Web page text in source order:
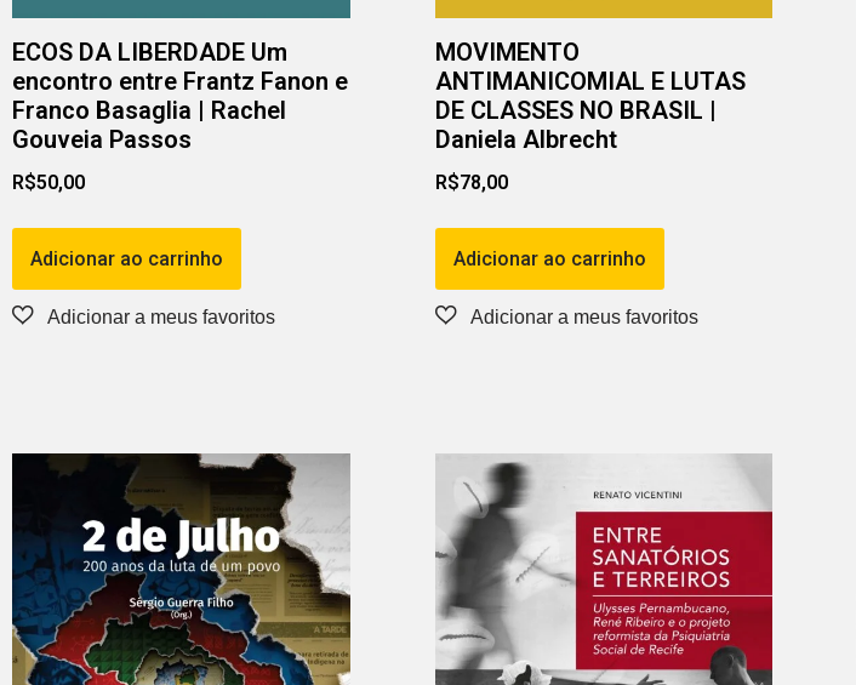
ECOS DA LIBERDADE Um
encontro entre Frantz Fanon e
Franco Basaglia | Rachel
Gouveia Passos
R$50,00
Adicionar ao carrinho
MOVIMENTO
ANTIMANICOMIAL E LUTAS
DE CLASSES NO BRASIL |
Daniela Albrecht
R$78,00
Adicionar ao carrinho